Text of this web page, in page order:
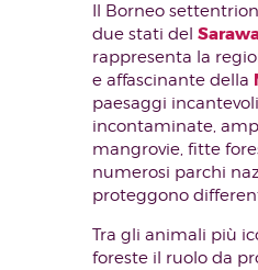
Il Borneo
due stati del
rappresenta la
e affascinante della
paesaggi
incontaminate,
mangrovie, fitte
numerosi parchi
proteggono
Tra gli animali più
foreste il ruolo da